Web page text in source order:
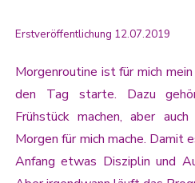
Erstveröffentlichung 12.07.2019
Morgenroutine ist für mich
den Tag starte. Dazu
Frühstück machen, aber
Morgen für mich mache. Damit
Anfang etwas Disziplin und